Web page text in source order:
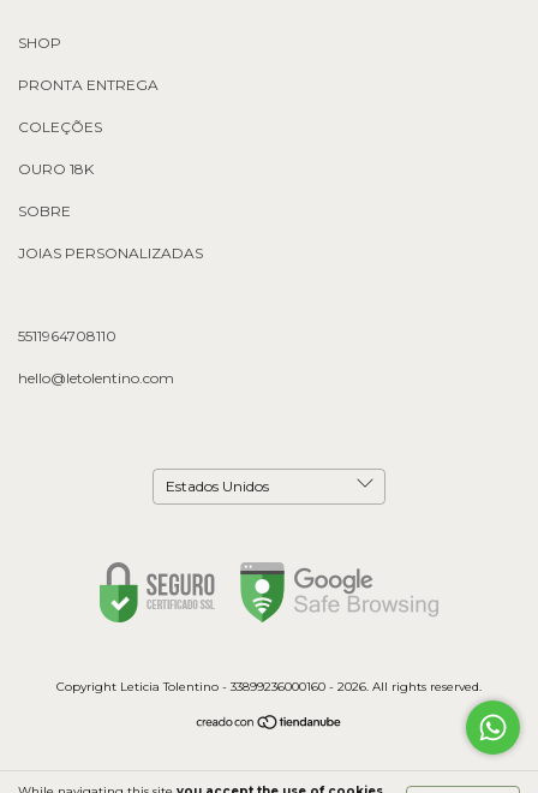
SHOP
PRONTA ENTREGA
COLEÇÕES
OURO 18K
SOBRE
JOIAS PERSONALIZADAS
5511964708110
hello@letolentino.com
Copyright Leticia Tolentino - 33899236000160 - 2026. All rights reserved.